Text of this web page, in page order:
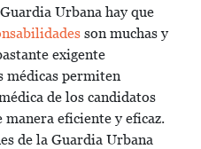
Urbana hay que
son muchas y
exigente
médicas permiten
de los candidatos
eficiente y eficaz.
de la Guardia Urbana